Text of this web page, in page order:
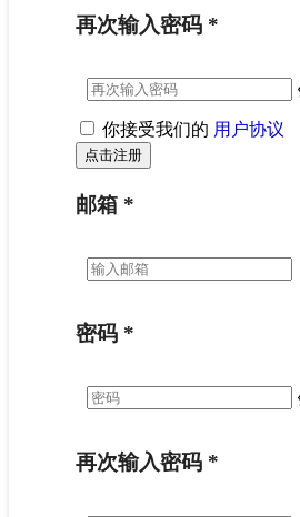
再次输入密码 *
你接受我们的 用户协议
邮箱 *
密码 *
再次输入密码 *